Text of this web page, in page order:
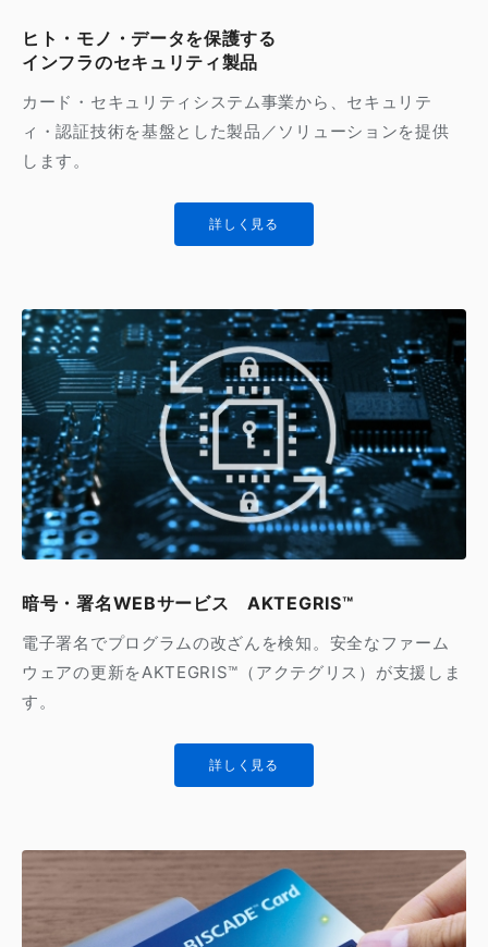
ヒト・モノ・データを保護する
インフラのセキュリティ製品
カード・セキュリティシステム事業から、セキュリテ
ィ・認証技術を基盤とした製品／ソリューションを提供
します。
詳しく見る
暗号・署名WEBサービス AKTEGRIS™
電子署名でプログラムの改ざんを検知。安全なファーム
ウェアの更新をAKTEGRIS™（アクテグリス）が支援しま
す。
詳しく見る